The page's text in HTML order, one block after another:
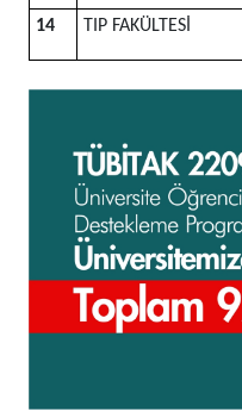
14 TIP FAKÜLTESİ